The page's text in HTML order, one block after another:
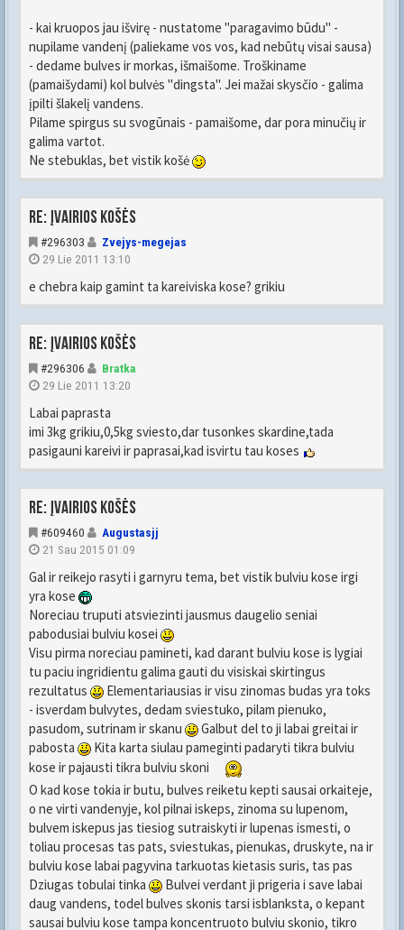
- kai kruopos jau išvirę - nustatome "paragavimo būdu" -
nupilame vandenį (paliekame vos vos, kad nebūtų visai sausa)
- dedame bulves ir morkas, išmaišome. Troškiname
(pamaišydami) kol bulvės "dingsta". Jei mažai skysčio - galima
įpilti šlakelį vandens.
Pilame spirgus su svogūnais - pamaišome, dar pora minučių ir
galima vartot.
Ne stebuklas, bet vistik košė
Re: Įvairios košės
#296303
Zvejys-megejas
29 Lie 2011 13:10
e chebra kaip gamint ta kareiviska kose? grikiu
Re: Įvairios košės
#296306
Bratka
29 Lie 2011 13:20
Labai paprasta
imi 3kg grikiu,0,5kg sviesto,dar tusonkes skardine,tada
pasigauni kareivi ir paprasai,kad isvirtu tau koses
Re: Įvairios košės
#609460
Augustasjj
21 Sau 2015 01:09
Gal ir reikejo rasyti i garnyru tema, bet vistik bulviu kose irgi
yra kose
Noreciau truputi atsviezinti jausmus daugelio seniai
pabodusiai bulviu kosei
Visu pirma noreciau pamineti, kad darant bulviu kose is lygiai
tu paciu ingridientu galima gauti du visiskai skirtingus
rezultatus
Elementariausias ir visu zinomas budas yra toks
- isverdam bulvytes, dedam sviestuko, pilam pienuko,
pasudom, sutrinam ir skanu
Galbut del to ji labai greitai ir
pabosta
Kita karta siulau pameginti padaryti tikra bulviu
kose ir pajausti tikra bulviu skoni
O kad kose tokia ir butu, bulves reiketu kepti sausai orkaiteje,
o ne virti vandenyje, kol pilnai iskeps, zinoma su lupenom,
bulvem iskepus jas tiesiog sutraiskyti ir lupenas ismesti, o
toliau procesas tas pats, sviestukas, pienukas, druskyte, na ir
bulviu kose labai pagyvina tarkuotas kietasis suris, tas pas
Dziugas tobulai tinka
Bulvei verdant ji prigeria i save labai
daug vandens, todel bulves skonis tarsi isblanksta, o kepant
sausai bulviu kose tampa koncentruoto bulviu skonio, tikro